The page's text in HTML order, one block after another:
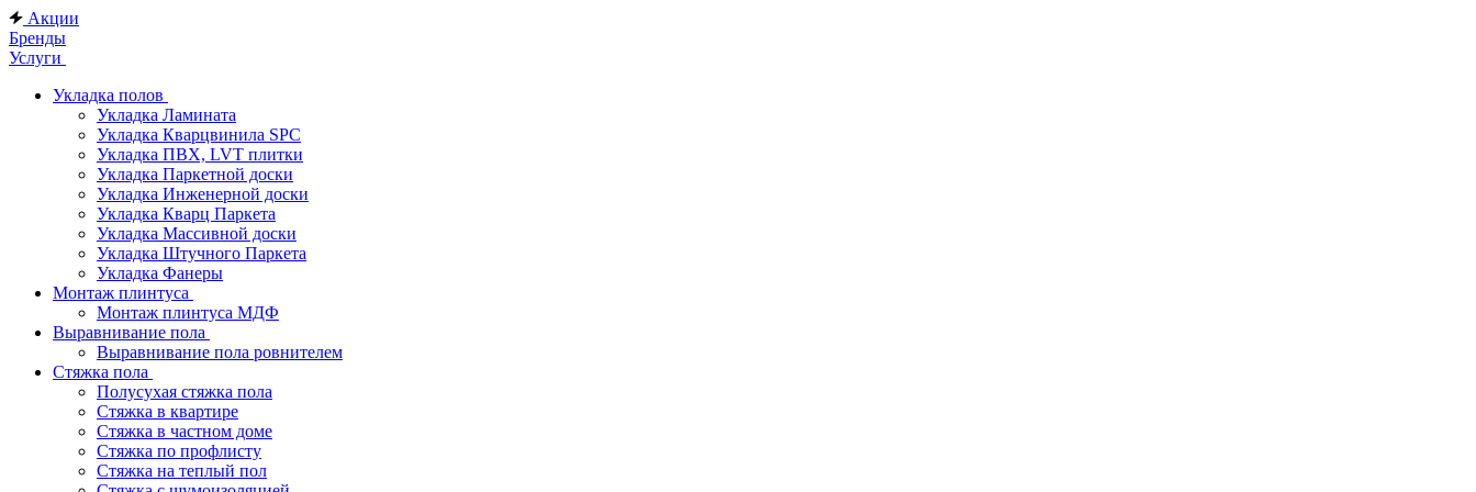
Акции
Бренды
Услуги
Укладка полов
Укладка Ламината
Укладка Кварцвинила SPC
Укладка ПВХ, LVT плитки
Укладка Паркетной доски
Укладка Инженерной доски
Укладка Кварц Паркета
Укладка Массивной доски
Укладка Штучного Паркета
Укладка Фанеры
Монтаж плинтуса
Монтаж плинтуса МДФ
Выравнивание пола
Выравнивание пола ровнителем
Стяжка пола
Полусухая стяжка пола
Стяжка в квартире
Стяжка в частном доме
Стяжка по профлисту
Стяжка на теплый пол